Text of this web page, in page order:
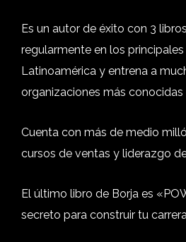
Es un autor de éxito con 3
regularmente en los
Latinoamérica y entrena a
organizaciones más conocidas
Cuenta con más de medio
cursos de ventas y liderazgo
El último libro de Borja es
secreto para construir tu